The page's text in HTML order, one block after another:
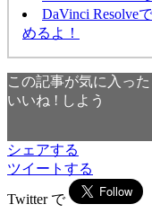
DaVinci Resolve
めるよ！
この記事が気に入った
いいね ! しよう
シェアする
ツイートする
Twitter で